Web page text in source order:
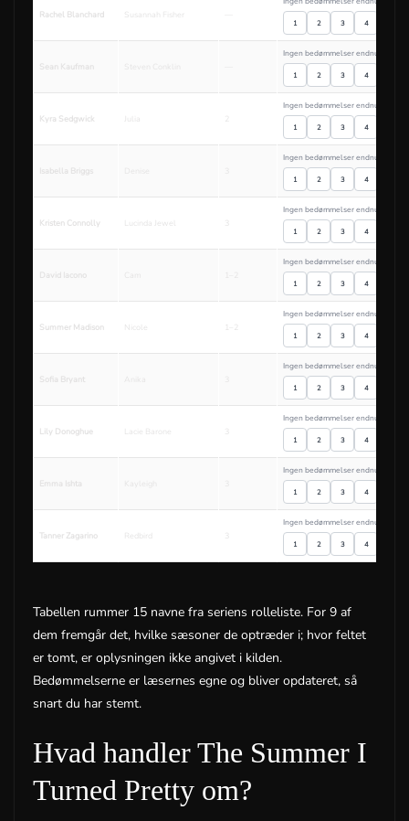
Rachel Blanchard Susannah Fisher
1 2 3 4
Sean Kaufman
Ingen bedømmelser endnu
1 2 3 4
Kyra Sedgwick Julia 2
Ingen bedømmelser endnu
1 2 3 4
Isabella Briggs
Ingen bedømmelser endnu
1 2 3 4
Kristen Connolly Lucinda Jewel
Ingen bedømmelser endnu
1 2 3 4
David Iacono
Ingen bedømmelser endnu
1 2 3 4
Summer Madison Nicole 1–2
Ingen bedømmelser endnu
1 2 3 4
Sofia Bryant
Ingen bedømmelser endnu
1 2 3 4
Lily Donoghue Lacie Barone
Ingen bedømmelser endnu
1 2 3 4
Emma Ishta
Ingen bedømmelser endnu
1 2 3 4
Tanner Zagarino
Ingen bedømmelser endnu
1 2 3 4
Tabellen rummer 15 navne fra seriens rolleliste. For 9 af
dem fremgår det, hvilke sæsoner de optræder i; hvor feltet
er tomt, er oplysningen ikke angivet i kilden.
Bedømmelserne er læsernes egne og bliver opdateret, så
snart du har stemt.
Hvad handler The Summer I
Turned Pretty om?